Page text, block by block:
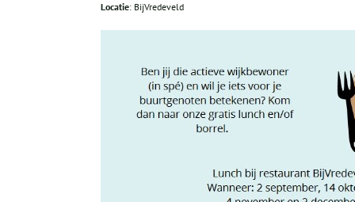
Locatie: BijVredeveld